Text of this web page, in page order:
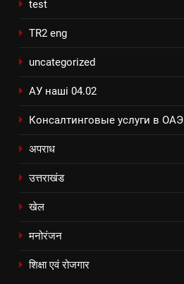
test
TR2 eng
uncategorized
АУ наші 04.02
Консалтинговые услуги в ОАЭ
अपराध
उत्तराखंड
खेल
मनोरंजन
शिक्षा एवं रोजगार